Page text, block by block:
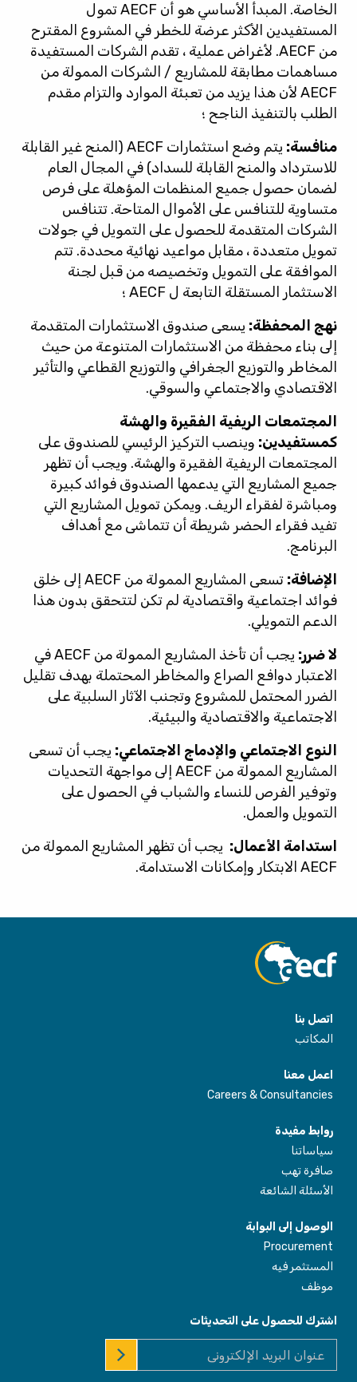
الخاصة. المبدأ الأساسي هو أن AECF تمول
المستفيدين الأكثر عرضة للخطر في المشروع المقترح
من AECF. لأغراض عملية ، تقدم الشركات المستفيدة
مساهمات مطابقة للمشاريع / الشركات الممولة من
AECF لأن هذا يزيد من تعبئة الموارد والتزام مقدم
الطلب بالتنفيذ الناجح ؛
منافسة:
يتم وضع استثمارات AECF (المنح غير القابلة
للاسترداد والمنح القابلة للسداد) في المجال العام
لضمان حصول جميع المنظمات المؤهلة على فرص
متساوية للتنافس على الأموال المتاحة. تتنافس
الشركات المتقدمة للحصول على التمويل في جولات
تمويل متعددة ، مقابل مواعيد نهائية محددة. تتم
الموافقة على التمويل وتخصيصه من قبل لجنة
الاستثمار المستقلة التابعة ل AECF ؛
نهج المحفظة: يسعى صندوق الاستثمارات المتقدمة
إلى بناء محفظة من الاستثمارات المتنوعة من حيث
المخاطر والتوزيع الجغرافي والتوزيع القطاعي والتأثير
الاقتصادي والاجتماعي والسوقي.
المجتمعات الريفية الفقيرة والهشة
كمستفيدين: وينصب التركيز الرئيسي للصندوق على
المجتمعات الريفية الفقيرة والهشة. ويجب أن تظهر
جميع المشاريع التي يدعمها الصندوق فوائد كبيرة
ومباشرة لفقراء الريف. ويمكن تمويل المشاريع التي
تفيد فقراء الحضر شريطة أن تتماشى مع أهداف
البرنامج.
الإضافة:
تسعى المشاريع الممولة من AECF إلى خلق
فوائد اجتماعية واقتصادية لم تكن لتتحقق بدون هذا
الدعم التمويلي.
لا ضرر:
يجب أن تأخذ المشاريع الممولة من AECF في
الاعتبار دوافع الصراع والمخاطر المحتملة بهدف تقليل
الضرر المحتمل للمشروع وتجنب الآثار السلبية على
الاجتماعية والاقتصادية والبيئية.
النوع الاجتماعي والإدماج الاجتماعي: يجب أن تسعى
المشاريع الممولة من AECF إلى مواجهة التحديات
وتوفير الفرص للنساء والشباب في الحصول على
التمويل والعمل.
استدامة الأعمال: يجب أن تظهر المشاريع الممولة من
AECF الابتكار وإمكانات الاستدامة.
اتصل بنا
المكاتب
اعمل معنا
Careers & Consultancies
روابط مفيدة
سياساتنا
صافرة تهب
الأسئلة الشائعة
الوصول إلى البوابة
Procurement
المستثمر فيه
موظف
اشترك للحصول على التحديثات